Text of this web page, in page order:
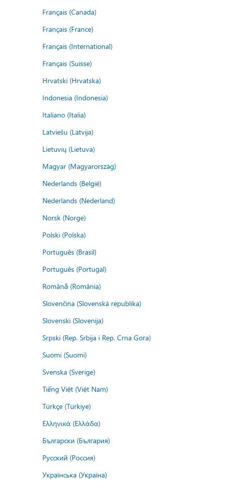
Français (Canada)
Français (France)
Français (International)
Français (Suisse)
Hrvatski (Hrvatska)
Indonesia (Indonesia)
Italiano (Italia)
Latviešu (Latvija)
Lietuvių (Lietuva)
Magyar (Magyarország)
Nederlands (België)
Nederlands (Nederland)
Norsk (Norge)
Polski (Polska)
Português (Brasil)
Português (Portugal)
Română (România)
Slovenčina (Slovenská republika)
Slovenski (Slovenija)
Srpski (Rep. Srbija i Rep. Crna Gora)
Suomi (Suomi)
Svenska (Sverige)
Tiếng Việt (Việt Nam)
Türkçe (Türkiye)
Ελληνικά (Ελλάδα)
Български (България)
Русский (Россия)
Українська (Україна)